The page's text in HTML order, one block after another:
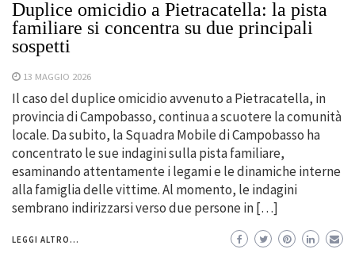
Duplice omicidio a Pietracatella: la pista
familiare si concentra su due principali
sospetti
13 MAGGIO 2026
Il caso del duplice omicidio avvenuto a Pietracatella, in
provincia di Campobasso, continua a scuotere la comunità
locale. Da subito, la Squadra Mobile di Campobasso ha
concentrato le sue indagini sulla pista familiare,
esaminando attentamente i legami e le dinamiche interne
alla famiglia delle vittime. Al momento, le indagini
sembrano indirizzarsi verso due persone in […]
LEGGI ALTRO...